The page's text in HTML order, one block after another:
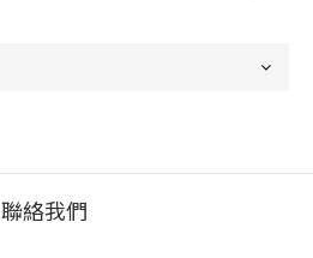
聯絡我們